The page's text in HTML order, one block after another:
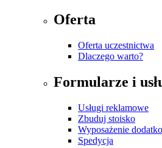
Oferta
Oferta uczestnictwa
Dlaczego warto?
Formularze i
Usługi reklamowe
Zbuduj stoisko
Wyposażenie
Spedycja